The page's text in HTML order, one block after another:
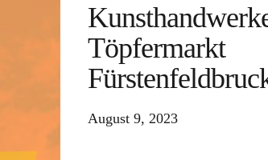
Töpfermarkt
August 9, 2023